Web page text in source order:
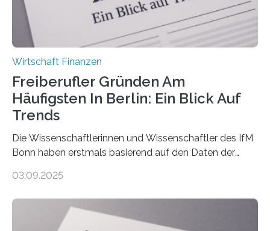
Wirtschaft Finanzen
Freiberufler Gründen Am
Häufigsten In Berlin: Ein Blick Auf
Trends
Die Wissenschaftlerinnen und Wissenschaftler des IfM
Bonn haben erstmals basierend auf den Daten der
Landkreise mit den meisten Gründungen von
ist demnach Berlin. Betrachtet man nur die Gründungen
der Freiberuflerinnen, so liegt Leipzig an der Spitze. In
03.09.2025